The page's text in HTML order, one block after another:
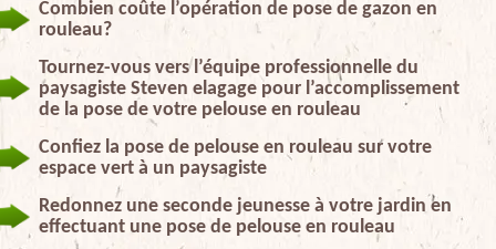
Combien coûte l’opération de pose de gazon en
rouleau?
Tournez-vous vers l’équipe professionnelle du
paysagiste Steven elagage pour l’accomplissement
de la pose de votre pelouse en rouleau
Confiez la pose de pelouse en rouleau sur votre
espace vert à un paysagiste
Redonnez une seconde jeunesse à votre jardin en
effectuant une pose de pelouse en rouleau